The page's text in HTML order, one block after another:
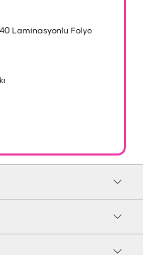
Laminasyonlu Folyo